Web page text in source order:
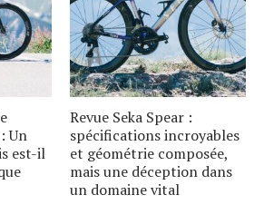
Un
est-il
Revue Seka Spear :
spécifications incroyables
et géométrie composée,
mais une déception dans
un domaine vital